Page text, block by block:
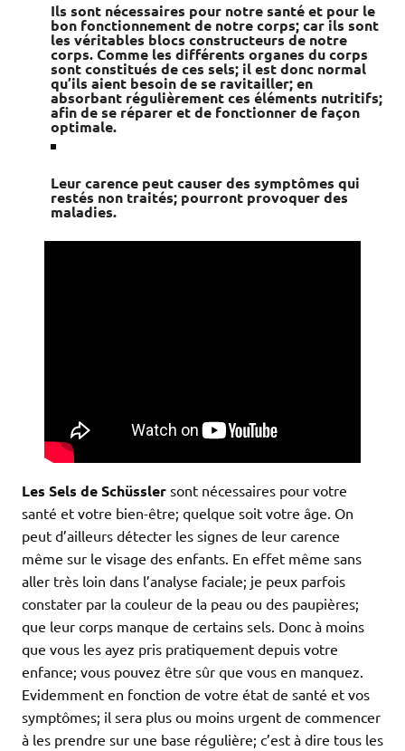
Ils sont nécessaires pour notre santé et pour le
bon fonctionnement de notre corps; car ils sont
les véritables blocs constructeurs de notre
corps. Comme les différents organes du corps
sont constitués de ces sels; il est donc normal
qu’ils aient besoin de se ravitailler; en
absorbant régulièrement ces éléments nutritifs;
afin de se réparer et de fonctionner de façon
optimale.
Leur carence peut causer des symptômes qui
restés non traités; pourront provoquer des
maladies.
Les Sels de Schüssler sont nécessaires pour votre
santé et votre bien-être; quelque soit votre âge. On
peut d’ailleurs détecter les signes de leur carence
même sur le visage des enfants. En effet même sans
aller très loin dans l’analyse faciale; je peux parfois
constater par la couleur de la peau ou des paupières;
que leur corps manque de certains sels. Donc à moins
que vous les ayez pris pratiquement depuis votre
enfance; vous pouvez être sûr que vous en manquez.
Evidemment en fonction de votre état de santé et vos
symptômes; il sera plus ou moins urgent de commencer
à les prendre sur une base régulière; c’est à dire tous les